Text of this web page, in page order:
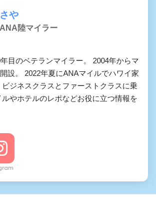
さや
ANA陸マイラー
目のベテランマイラー。 2004年からマ
設。 2022年夏にANAマイルでハワイ家
ジネスクラスとファーストクラスに乗
ルやホテルのレポなどお役に立つ情報を